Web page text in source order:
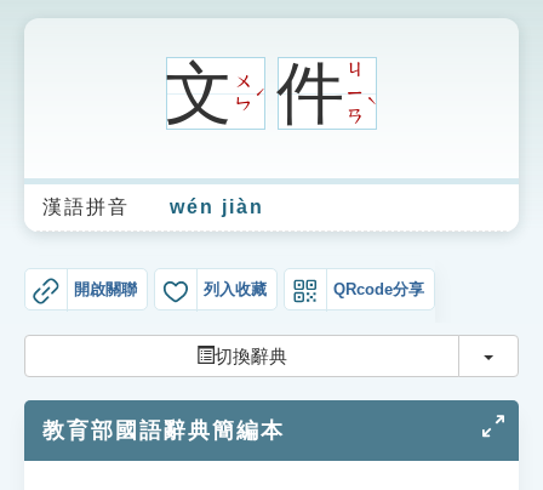
生字詞彙表
成語故事
索引選單
單字索引
圖
文ㄨ
ㄣ
ˊ 件ㄐ
ㄧ
ㄢ
ˋ
漢語拼音 wén jiàn
開啟關聯 列入收藏 QRcode分享
切換辭典 切換
教育部國語辭典簡編本